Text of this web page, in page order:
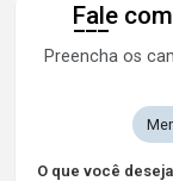
Fale
Preencha os
O que você